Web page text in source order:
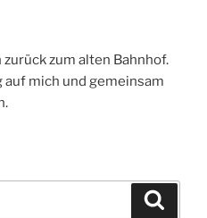
zum alten Bahnhof.
mich und gemeinsam